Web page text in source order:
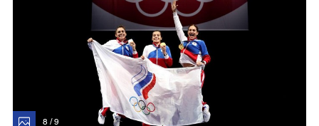
8 / 9